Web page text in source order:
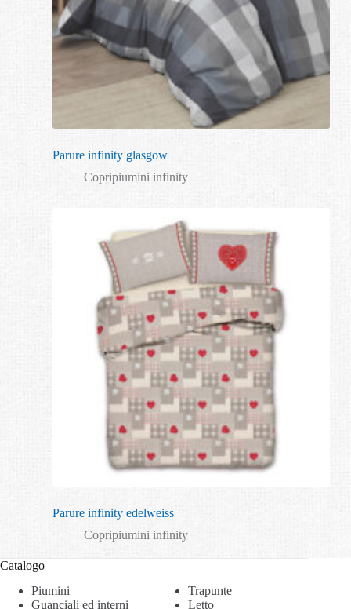
Parure infinity glasgow
Copripiumini infinity
Parure infinity edelweiss
Copripiumini infinity
Catalogo
Piumini
Trapunte
Guanciali ed interni
Letto